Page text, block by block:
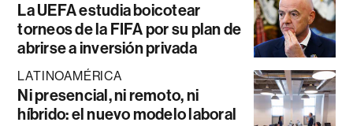
La UEFA estudia boicotear
torneos de la FIFA por su plan de
abrirse a inversión privada
LATINOAMÉRICA
Ni presencial, ni remoto, ni
híbrido: el nuevo modelo laboral